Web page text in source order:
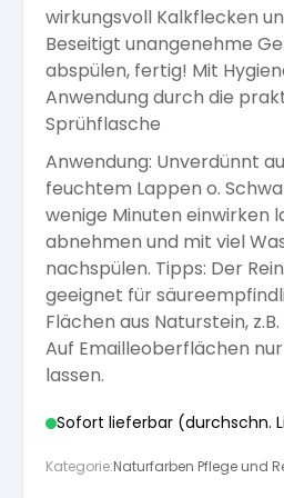
Öle für Außen
Versiegelung für Beton
Pflege
Kalkfarben
Anti Schimmelfarbe
Isolierfarben
Latexfarben
Spezialfarben
Silikatfarben
Pflege und Reinigung
Spezialprodukte
Arbeitshandschuhe
Dichtmassen
Farbwalzen
Pinsel und Bürsten
Schleifmittel
wirkungsvoll Kalkflecken
Beseitigt unangenehme
abspülen, fertig! Mit
Anwendung durch die
Sprühflasche
Anwendung: Unverdünnt
feuchtem Lappen o.
wenige Minuten einwirken
abnehmen und mit viel
nachspülen. Tipps: Der
geeignet für
Flächen aus Naturstein,
Auf Emailleoberflächen
lassen.
Sofort lieferbar (durchschn.
Kategorie:Naturfarben Pflege und